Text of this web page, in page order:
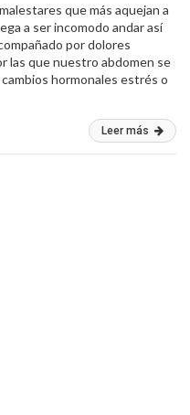
que más aquejan a
a ser incomodo andar así
por dolores
las que nuestro abdomen se
hormonales estrés o
Leer más